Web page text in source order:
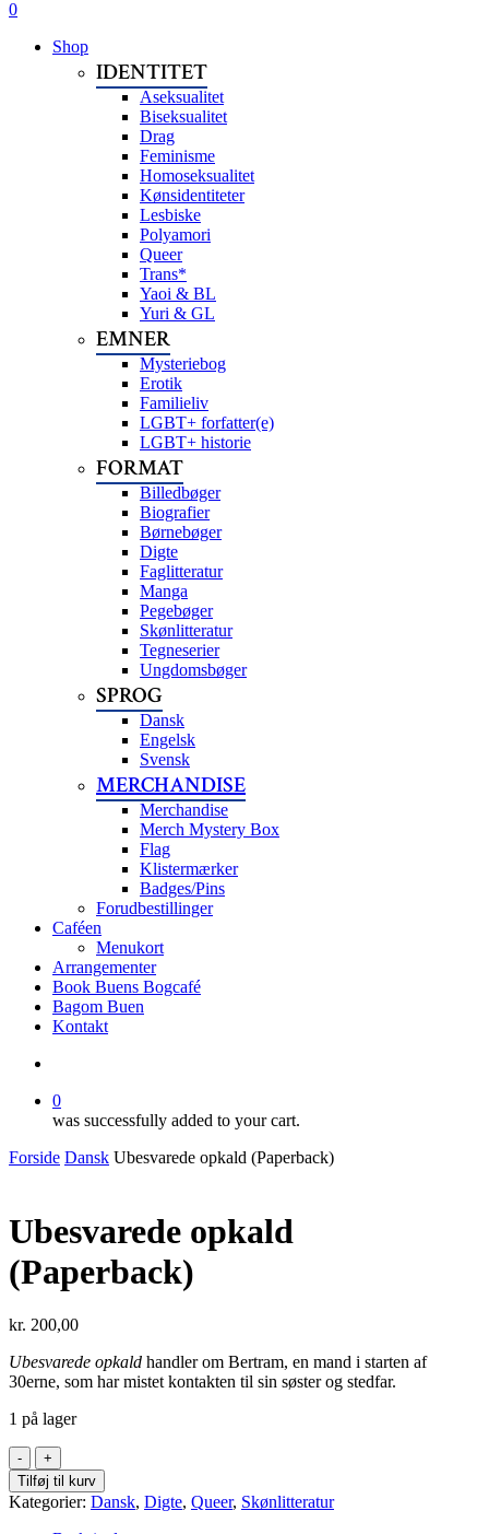
Search
search
0
Shop
IDENTITET
Aseksualitet
Biseksualitet
Drag
Feminisme
Homoseksualitet
Kønsidentiteter
Lesbiske
Polyamori
Queer
Trans*
Yaoi & BL
Yuri & GL
EMNER
Mysteriebog
Erotik
Familieliv
LGBT+ forfatter(e)
LGBT+ historie
FORMAT
Billedbøger
Biografier
Børnebøger
Digte
Faglitteratur
Manga
Pegebøger
Skønlitteratur
Tegneserier
Ungdomsbøger
SPROG
Dansk
Engelsk
Svensk
MERCHANDISE
Merchandise
Merch Mystery Box
Flag
Klistermærker
Badges/Pins
Forudbestillinger
Caféen
Menukort
Arrangementer
Book Buens Bogcafé
Bagom Buen
Kontakt
0
was successfully added to your cart.
Forside Dansk Ubesvarede opkald (Paperback)
Ubesvarede opkald
(Paperback)
kr. 200,00
Ubesvarede opkald handler om Bertram, en mand i starten af
30erne, som har mistet kontakten til sin søster og stedfar.
1 på lager
Ubesvarede
opkald
(Paperback)
antal
Tilføj til kurv
Kategorier: Dansk, Digte, Queer, Skønlitteratur